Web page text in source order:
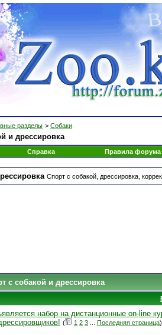
разделы > Собаки
и дрессировка
Справка Правила форума
Спорт с собакой, дрессировка,
с собакой и дрессировка
набор на дистанционные on-line
( 1 2 3 Последняя страница)